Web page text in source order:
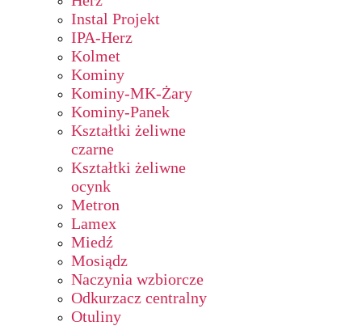
Instal Projekt
IPA-Herz
Kolmet
Kominy
Kominy-MK-Żary
Kominy-Panek
Kształtki żeliwne
czarne
Kształtki żeliwne
ocynk
Metron
Lamex
Miedź
Mosiądz
Naczynia wzbiorcze
Odkurzacz centralny
Otuliny